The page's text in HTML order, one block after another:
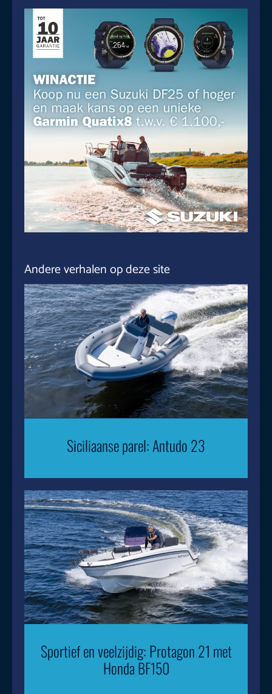
Andere verhalen op deze site
Siciliaanse parel: Antudo 23
Sportief en veelzijdig: Protagon 21 met
Honda BF150